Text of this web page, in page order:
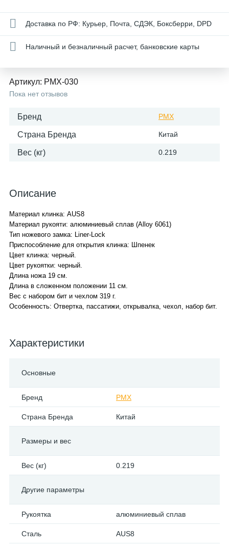
Доставка по РФ: Курьер, Почта, СДЭК, Боксберри, DPD
Наличный и безналичный расчет, банковские карты
Артикул: PMX-030
Пока нет отзывов
Бренд PMX
Страна Бренда Китай
Вес (кг) 0.219
Описание
Материал клинка: AUS8
Материал рукояти: алюминиевый сплав (Alloy 6061)
Тип ножевого замка: Liner-Lock
Приспособление для открытия клинка: Шпенек
Цвет клинка: черный.
Цвет рукоятки: черный.
Длина ножа 19 см.
Длина в сложенном положении 11 см.
Вес с набором бит и чехлом 319 г.
Особенность: Отвертка, пассатижи, открывалка, чехол, набор бит.
Характеристики
Основные
Бренд PMX
Страна Бренда Китай
Размеры и вес
Вес (кг) 0.219
Другие параметры
Рукоятка алюминиевый сплав
Сталь AUS8